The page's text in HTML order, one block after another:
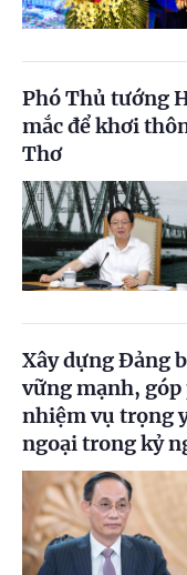
Phó Thủ tướng
mắc để khơi
Thơ
Xây dựng Đảng
vững mạnh,
nhiệm vụ trọng
ngoại trong kỷ